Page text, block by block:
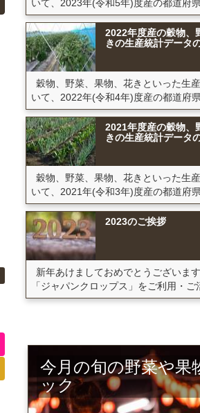
いて、2023年(令和5年)度産の都道府
2022年度産の穀物、
きの生産統計データ
穀物、野菜、果物、花きといった生
いて、2022年(令和4年)度産の都道府
2021年度産の穀物、
きの生産統計データ
穀物、野菜、果物、花きといった生
いて、2021年(令和3年)度産の都道府県
2023のご挨拶
新年あけましておめでとうございま
「ジャパンクロップス」をご利用・ご
今月の旬の野菜や果
ック